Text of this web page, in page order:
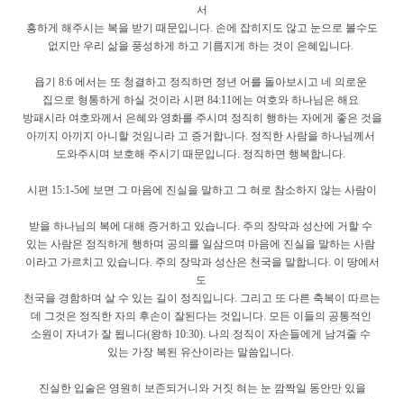
서
흥하게 해주시는 복을 받기 때문입니다. 손에 잡히지도 않고 눈으로 볼수도
없지만 우리 삶을 풍성하게 하고 기름지게 하는 것이 은혜입니다.
욥기 8:6 에서는 또 청결하고 정직하면 정년 어를 돌아보시고 네 의로운
집으로 형통하게 하실 것이라 시편 84:11에는 여호와 하나님은 해요
방패시라 여호와께서 은혜와 영화를 주시며 정직히 행하는 자에게 좋은 것을
아끼지 아끼지 아니할 것임니라 고 증거합니다. 정직한 사람을 하나님께서
도와주시며 보호해 주시기 때문입니다. 정직하면 행복합니다.
시편 15:1-5에 보면 그 마음에 진실을 말하고 그 혀로 참소하지 않는 사람이
받을 하나님의 복에 대해 증거하고 있습니다. 주의 장막과 성산에 거할 수
있는 사람은 정직하게 행하며 공의를 일삼으며 마음에 진실을 말하는 사람
이라고 가르치고 있습니다. 주의 장막과 성산은 천국을 말합니다. 이 땅에서
도
천국을 경함하며 살 수 있는 길이 정직입니다. 그리고 또 다른 축복이 따르는
데 그것은 정직한 자의 후손이 잘된다는 것입니다. 모든 이들의 공통적인
소원이 자녀가 잘 됩니다(왕하 10:30). 나의 정직이 자손들에게 남겨줄 수
있는 가장 복된 유산이라는 말씀입니다.
진실한 입술은 영원히 보존되거니와 거짓 혀는 눈 깜짝일 동안만 있을